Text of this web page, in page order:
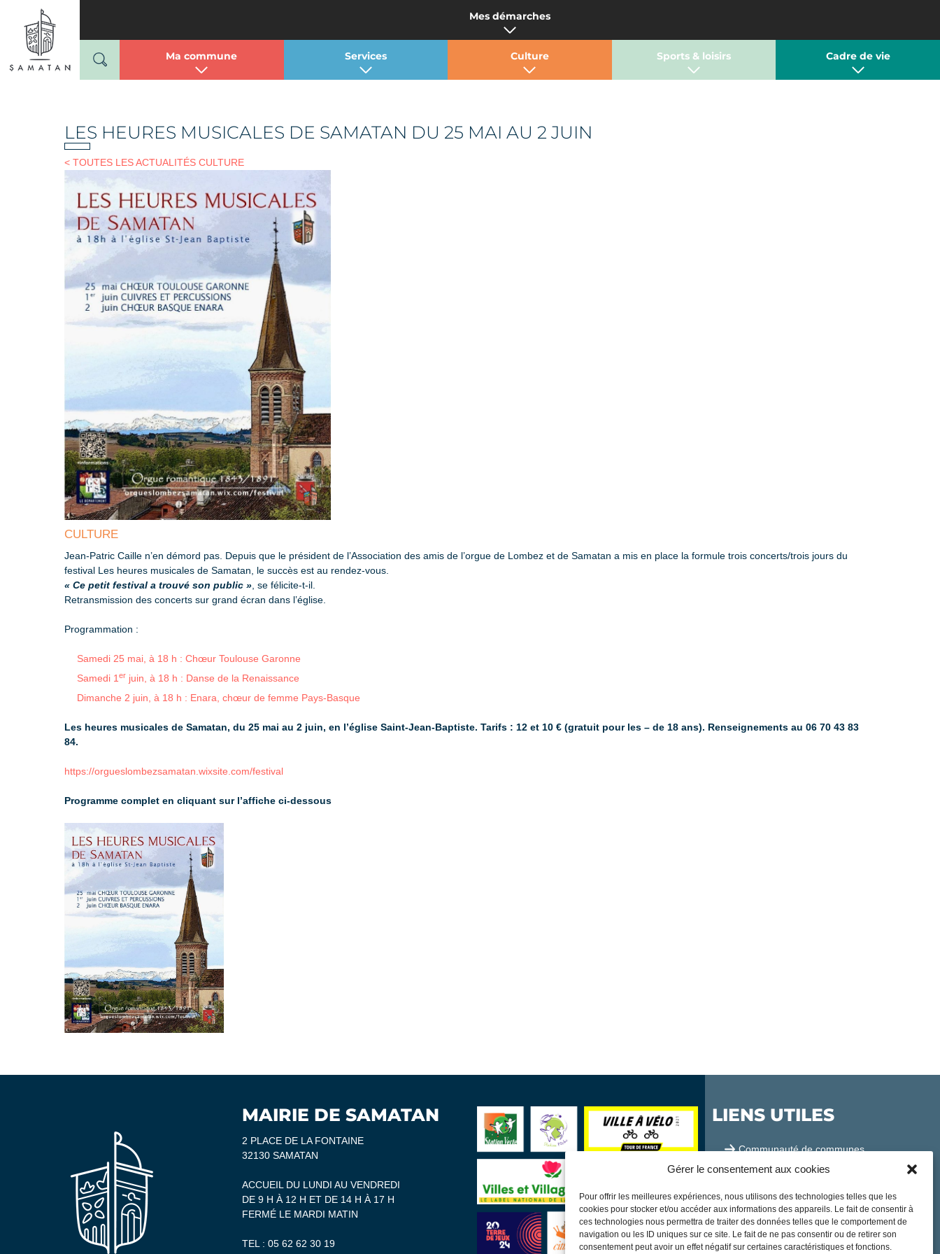
Gérer le consentement aux cookies
Pour offrir les meilleures expériences, nous utilisons des technologies telles que les
cookies pour stocker et/ou accéder aux informations des appareils. Le fait de consentir à
ces technologies nous permettra de traiter des données telles que le comportement de
navigation ou les ID uniques sur ce site. Le fait de ne pas consentir ou de retirer son
consentement peut avoir un effet négatif sur certaines caractéristiques et fonctions.
contenu
Mes démarches
Ma commune Services Culture Sports & loisirs Cadre de vie
LES HEURES MUSICALES DE SAMATAN DU 25 MAI AU 2 JUIN
< TOUTES LES ACTUALITÉS CULTURE
CULTURE
Jean-Patric Caille n’en démord pas. Depuis que le président de l’Association des amis de l’orgue de Lombez et de Samatan a mis en place la formule trois concerts/trois jours du
festival Les heures musicales de Samatan, le succès est au rendez-vous.
« Ce petit festival a trouvé son public » , se félicite-t-il.
Retransmission des concerts sur grand écran dans l’église.
Programmation :
Samedi 25 mai, à 18 h : Chœur Toulouse Garonne
Samedi 1 er juin, à 18 h : Danse de la Renaissance
Dimanche 2 juin, à 18 h : Enara, chœur de femme Pays-Basque
Les heures musicales de Samatan, du 25 mai au 2 juin, en l’église Saint-Jean-Baptiste. Tarifs : 12 et 10 € (gratuit pour les – de 18 ans). Renseignements au 06 70 43 83
84.
https://orgueslombezsamatan.wixsite.com/festival
Programme complet en cliquant sur l’affiche ci-dessous
MAIRIE DE SAMATAN
2 PLACE DE LA FONTAINE
32130 SAMATAN
ACCUEIL DU LUNDI AU VENDREDI
DE 9 H À 12 H ET DE 14 H À 17 H
FERMÉ LE MARDI MATIN
TEL : 05 62 62 30 19
LIENS UTILES
Communauté de communes
Office de tourisme
Sortir à Samatan
Publications et communication